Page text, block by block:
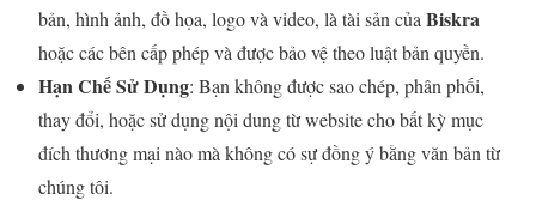
bản, hình ảnh, đồ họa, logo và video, là tài sản của Biskra
hoặc các bên cấp phép và được bảo vệ theo luật bản quyền.
Hạn Chế Sử Dụng: Bạn không được sao chép, phân phối,
thay đổi, hoặc sử dụng nội dung từ website cho bất kỳ mục
đích thương mại nào mà không có sự đồng ý bằng văn bản từ
chúng tôi.